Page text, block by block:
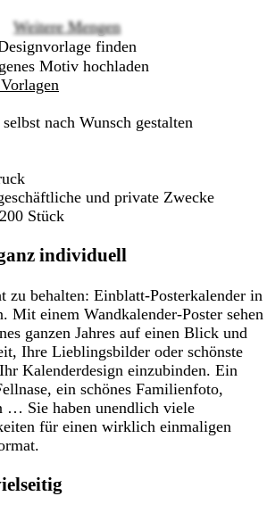
Weitere Mengen
finden
Motiv hochladen
nach Wunsch gestalten
und private Zwecke
Stück
individuell
zu behalten: Einblatt-Posterkalender in
Mit einem Wandkalender-Poster sehen
ganzen Jahres auf einen Blick und
Ihre Lieblingsbilder oder schönste
Kalenderdesign einzubinden. Ein
ein schönes Familienfoto,
… Sie haben unendlich viele
für einen wirklich einmaligen